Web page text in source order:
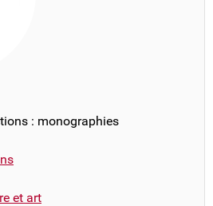
: monographies
et art